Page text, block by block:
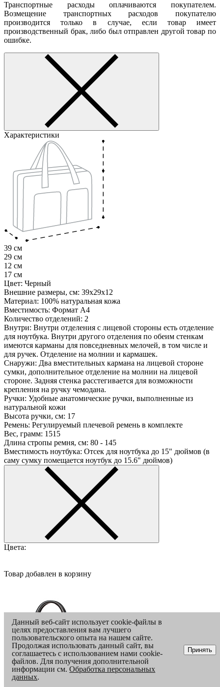
Транспортные расходы оплачиваются покупателем.
Возмещение транспортных расходов покупателю
производится только в случае, если товар имеет
производственный брак, либо был отправлен другой товар по
ошибке.
Характеристики
39 см
29 см
12 см
17 см
Цвет: Черный
Внешние размеры, см: 39х29х12
Материал: 100% натуральная кожа
Вместимость: Формат A4
Количество отделений: 2
Внутри: Внутри отделения с лицевой стороны есть отделение
для ноутбука. Внутри другого отделения по обеим стенкам
имеются карманы для повседневных мелочей, в том числе и
для ручек. Отделение на молнии и кармашек.
Снаружи: Два вместительных кармана на лицевой стороне
сумки, дополнительное отделение на молнии на лицевой
стороне. Задняя стенка расстегивается для возможности
крепления на ручку чемодана.
Ручки: Удобные анатомические ручки, выполненные из
натуральной кожи
Высота ручки, см: 17
Ремень: Регулируемый плечевой ремень в комплекте
Вес, грамм: 1515
Длина стропы ремня, см: 80 - 145
Вместимость ноутбука: Отсек для ноутбука до 15" дюймов (в
саму сумку помещается ноутбук до 15.6" дюймов)
Цвета:
Товар добавлен в корзину
Данный веб-сайт использует cookie-файлы в
целях предоставления вам лучшего
пользовательского опыта на нашем сайте.
Продолжая использовать данный сайт, вы
соглашаетесь с использованием нами cookie-
файлов. Для получения дополнительной
информации см.Обработка персональных
данных.
Принять